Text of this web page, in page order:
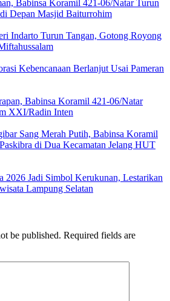
Babinsa Koramil 421-06/Natar Turun
Depan Masjid Baiturrohim
Indarto Turun Tangan, Gotong Royong
Kebencanaan Berlanjut Usai Pameran
Babinsa Koramil 421-06/Natar
XXI/Radin Inten
Sang Merah Putih, Babinsa Koramil
di Dua Kecamatan Jelang HUT
2026 Jadi Simbol Kerukunan, Lestarikan
Lampung Selatan
be published. Required fields are